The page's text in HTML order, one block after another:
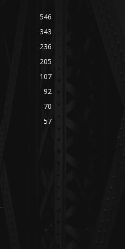
546
343
236
205
107
92
70
57